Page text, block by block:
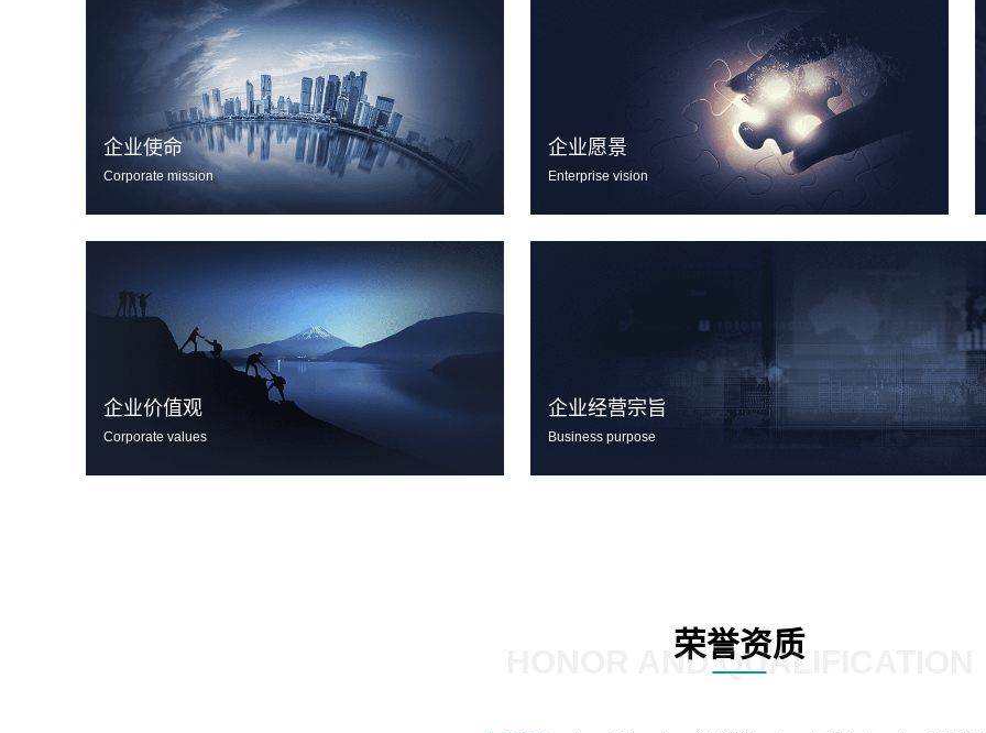
企业使命
Corporate mission
企业愿景
Enterprise vision
企业价值观
Corporate values
企业经营宗旨
Business purpose
荣誉资质
HONOR AND QUALIFICATION